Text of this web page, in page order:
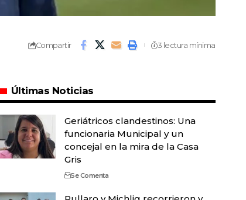
Compartir 3 lectura mínima
Últimas Noticias
Geriátricos clandestinos: Una
funcionaria Municipal y un
concejal en la mira de la Casa
Gris
Se Comenta